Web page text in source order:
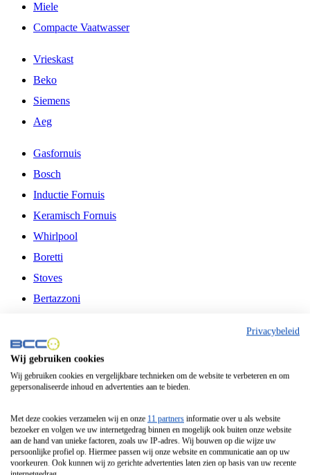
Miele
Compacte Vaatwasser
Vrieskast
Beko
Siemens
Aeg
Gasfornuis
Bosch
Inductie Fornuis
Keramisch Fornuis
Whirlpool
Boretti
Stoves
Bertazzoni
Fitelli
Airfryer
Frituurpan
Contactgrill
Broodbakmachine
Broodrooster
Privacybeleid
Wij gebruiken cookies
Wij gebruiken cookies en vergelijkbare technieken om de website te verbeteren en om
gepersonaliseerde inhoud en advertenties aan te bieden.
Met deze cookies verzamelen wij en onze 11 partners informatie over u als website
bezoeker en volgen we uw internetgedrag binnen en mogelijk ook buiten onze website
aan de hand van unieke factoren, zoals uw IP-adres. Wij bouwen op die wijze uw
persoonlijke profiel op. Hiermee passen wij onze website en communicatie aan op uw
voorkeuren. Ook kunnen wij zo gerichte advertenties laten zien op basis van uw recente